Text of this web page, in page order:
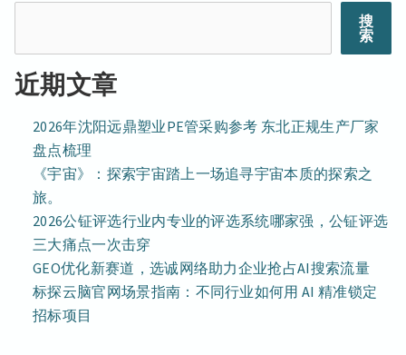
搜
索
近期文章
2026年沈阳远鼎塑业PE管采购参考 东北正规生产厂家
盘点梳理
《宇宙》：探索宇宙踏上一场追寻宇宙本质的探索之
旅。
2026公钲评选行业内专业的评选系统哪家强，公钲评选
三大痛点一次击穿
GEO优化新赛道，选诚网络助力企业抢占AI搜索流量
标探云脑官网场景指南：不同行业如何用 AI 精准锁定
招标项目